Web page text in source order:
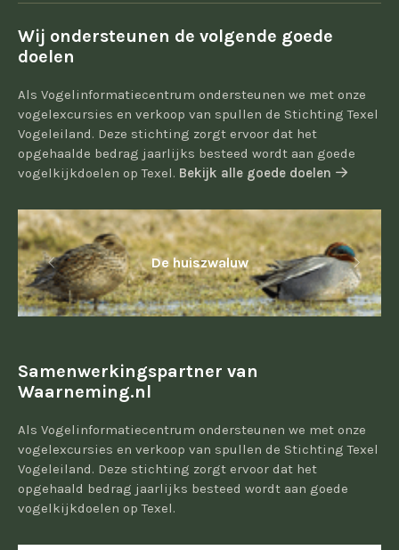
Wij ondersteunen de volgende goede
doelen
Als Vogelinformatiecentrum ondersteunen we met onze
vogelexcursies en verkoop van spullen de Stichting Texel
Vogeleiland. Deze stichting zorgt ervoor dat het
opgehaalde bedrag jaarlijks besteed wordt aan goede
vogelkijkdoelen op Texel. Bekijk alle goede doelen
De huiszwaluw
Samenwerkingspartner van
Waarneming.nl
Als Vogelinformatiecentrum ondersteunen we met onze
vogelexcursies en verkoop van spullen de Stichting Texel
Vogeleiland. Deze stichting zorgt ervoor dat het
opgehaald bedrag jaarlijks besteed wordt aan goede
vogelkijkdoelen op Texel.